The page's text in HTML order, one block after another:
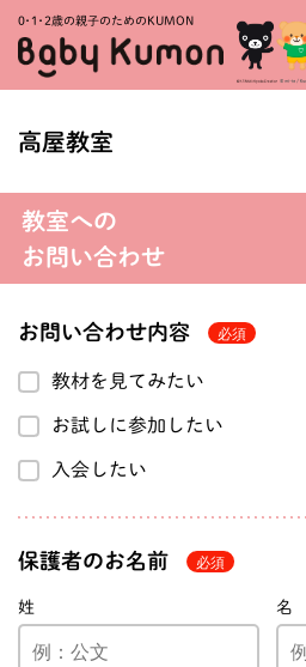
0・1・ 2歳の親子のためのKUMON
高屋教室
教室への
お問い合わせ
お問い合わせ内容
教材を見てみたい
お試しに参加したい
入会したい
保護者のお名前
姓 名